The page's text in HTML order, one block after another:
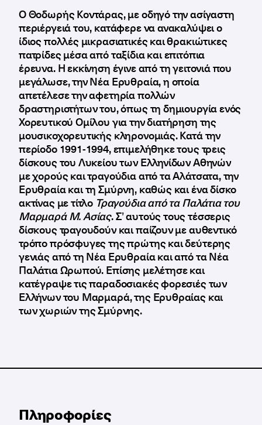
Πληροφορίες
Ο Θοδωρής Κοντάρας, με οδηγό την ασίγαστη
περιέργειά του, κατάφερε να ανακαλύψει ο
ίδιος πολλές μικρασιατικές και θρακιώτικες
πατρίδες μέσα από ταξίδια και επιτόπια
έρευνα. Η εκκίνηση έγινε από τη γειτονιά που
μεγάλωσε, την Νέα Ερυθραία, η οποία
απετέλεσε την αφετηρία πολλών
δραστηριοτήτων του, όπως τη δημιουργία ενός
Χορευτικού Ομίλου για την διατήρηση της
μουσικοχορευτικής κληρονομιάς. Κατά την
περίοδο 1991-1994, επιμελήθηκε τους τρεις
δίσκους του Λυκείου των Ελληνίδων Αθηνών
με χορούς και τραγούδια από τα Αλάτσατα, την
Ερυθραία και τη Σμύρνη, καθώς και ένα δίσκο
ακτίνας με τίτλο Τραγούδια από τα Παλάτια του
Μαρμαρά Μ. Ασίας. Σ’ αυτούς τους τέσσερις
δίσκους τραγουδούν και παίζουν με αυθεντικό
τρόπο πρόσφυγες της πρώτης και δεύτερης
γενιάς από τη Νέα Ερυθραία και από τα Νέα
Παλάτια Ωρωπού. Επίσης μελέτησε και
κατέγραψε τις παραδοσιακές φορεσιές των
Ελλήνων του Μαρμαρά, της Ερυθραίας και
των χωριών της Σμύρνης.